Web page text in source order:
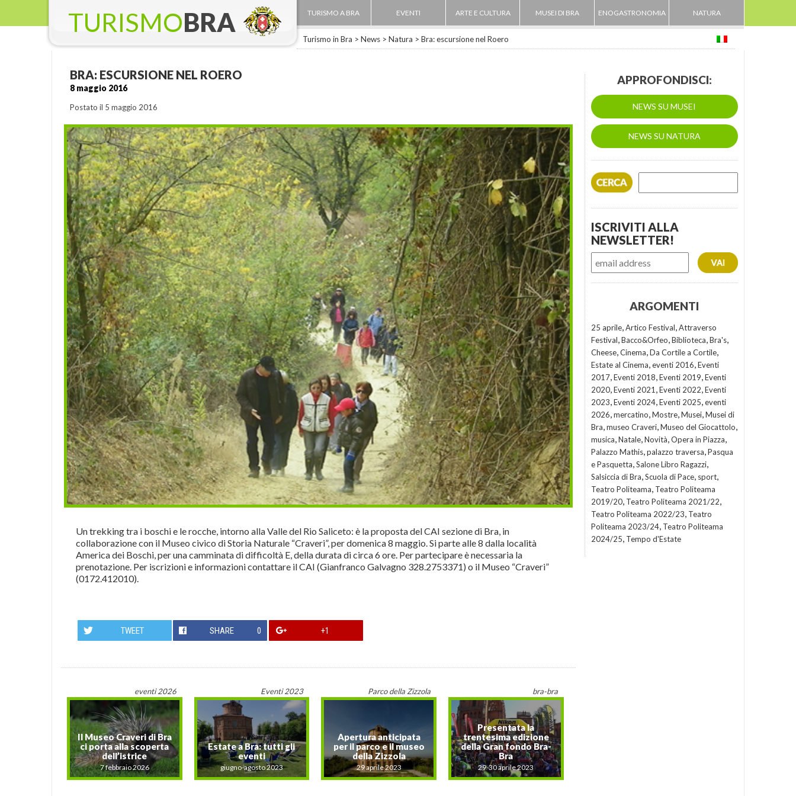
TURISMOBRA TURISMO A BRA EVENTI ARTE E CULTURA MUSEI DI BRA ENOGASTRONOMIA NATURA
Turismo in Bra > News > Natura > Bra: escursione nel Roero
BRA: ESCURSIONE NEL ROERO
8 maggio 2016
Postato il 5 maggio 2016
Un trekking tra i boschi e le rocche, intorno alla Valle del Rio Saliceto: è la proposta del CAI sezione di Bra, in
collaborazione con il Museo civico di Storia Naturale “Craveri”, per domenica 8 maggio. Si parte alle 8 dalla località
America dei Boschi, per una camminata di difficoltà E, della durata di circa 6 ore. Per partecipare è necessaria la
prenotazione. Per iscrizioni e informazioni contattare il CAI (Gianfranco Galvagno 328.2753371) o il Museo “Craveri”
(0172.412010).
TWEET SHARE 0 +1
eventi 2026
Il Museo Craveri di Bra
ci porta alla scoperta
dell’istrice
7 febbraio 2026
Eventi 2023
Estate a Bra: tutti gli
eventi
giugno-agosto 2023
Parco della Zizzola
Apertura anticipata
per il parco e il museo
della Zizzola
29 aprile 2023
bra-bra
Presentata la
trentesima edizione
della Gran fondo Bra-
Bra
29-30 aprile 2023
APPROFONDISCI:
NEWS SU MUSEI
NEWS SU NATURA
ISCRIVITI ALLA
NEWSLETTER!
ARGOMENTI
25 aprile,Artico Festival,Attraverso
Festival,Bacco&Orfeo,Biblioteca,Bra's,
Cheese,Cinema,Da Cortile a Cortile,
Estate al Cinema,eventi 2016,Eventi
2017,Eventi 2018,Eventi 2019,Eventi
2020,Eventi 2021 ,Eventi 2022,Eventi
2023,Eventi 2024,Eventi 2025,eventi
2026,mercatino,Mostre,Musei,Musei di
Bra,museo Craveri,Museo del Giocattolo,
musica,Natale,Novità,Opera in Piazza,
Palazzo Mathis,palazzo traversa,Pasqua
e Pasquetta,Salone Libro Ragazzi,
Salsiccia di Bra,Scuola di Pace, sport,
Teatro Politeama, Teatro Politeama
2019/20, Teatro Politeama 2021/22,
Teatro Politeama 2022/23, Teatro
Politeama 2023/24, Teatro Politeama
2024/25, Tempo d'Estate